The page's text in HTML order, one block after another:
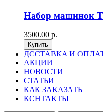
Набор машинок
3500.00 р.
ДОСТАВКА И
АКЦИИ
НОВОСТИ
СТАТЬИ
КАК ЗАКАЗАТЬ
КОНТАКТЫ